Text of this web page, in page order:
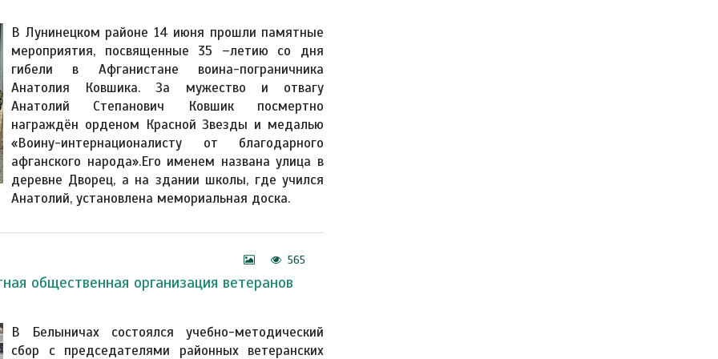
В Лунинецком районе 14 июня прошли памятные
мероприятия, посвященные 35 –летию со дня
гибели в Афганистане воина-пограничника
Анатолия Ковшика. За мужество и отвагу
Анатолий Степанович Ковшик посмертно
награждён орденом Красной Звезды и медалью
«Воину-интернационалисту от благодарного
афганского народа».Его именем названа улица в
деревне Дворец, а на здании школы, где учился
Анатолий, установлена мемориальная доска.
565
общественная организация ветеранов
В Белыничах состоялся учебно-методический
сбор с председателями районных ветеранских